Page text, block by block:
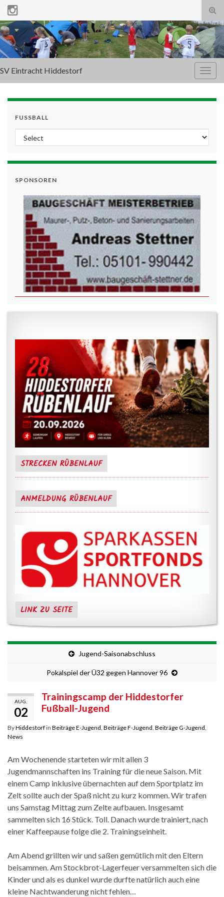
SV Eintracht Hiddestorf
FUSSBALL
SPONSOREN
STRECKEN RÜBENLAUF
ANMELDUNG RÜBENLAUF
LINK ZU SEITE
Jugend-Saisonabschluss
Pokalspiel der Ü32 gegen Hannover 96
AUG.
02
Trainingscamp der Hiddestorfer
Fußball-Jugend
ByHiddestorfin Beiträge E-Jugend, Beiträge F-Jugend, Beiträge G-Jugend,
News
Am Wochenende starteten wir mit allen 3
Jugendmannschaften ins Training für die neue Saison. Mit
einem Camp inklusive übernachten auf dem Sportplatz im
Zelt sollte auch der Spaß nicht zu kurz kommen. Wir trafen
uns Samstag Mittag zum Zelte aufbauen. Insgesamt
sammelten sich 16 Stück. Toll. Danach wurde trainiert, nach
einer Kaffeepause folge die 2. Trainingseinheit.
Am Abend grillten wir und saßen gemütlich mit den Eltern
beisammen. Am Stockbrot-Lagerfeuer versammelten sich die
Kinder und als es dunkel wurde durfte natürlich auch eine
kleine Nachtwanderung nicht fehlen…